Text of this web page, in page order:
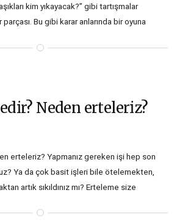
kim yıkayacak?” gibi tartışmalar
parçası. Bu gibi karar anlarında bir oyuna
için hızlı bir özet geçelim.
Neden erteleriz?
erteleriz? Yapmanız gereken işi hep son
Ya da çok basit işleri bile ötelemekten,
artık sıkıldınız mı? Erteleme size
‘Yetişir mi?’ stresini iliklerinize kadar